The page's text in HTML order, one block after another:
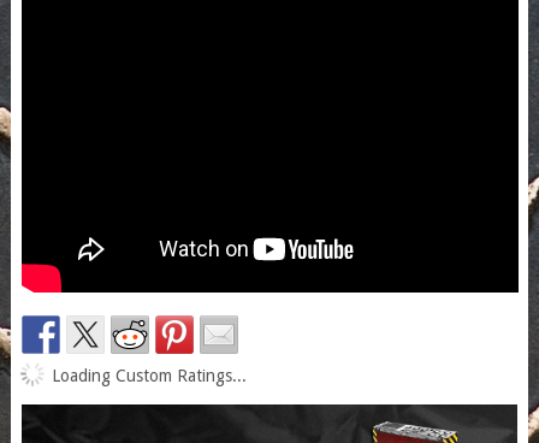
Loading Custom Ratings...